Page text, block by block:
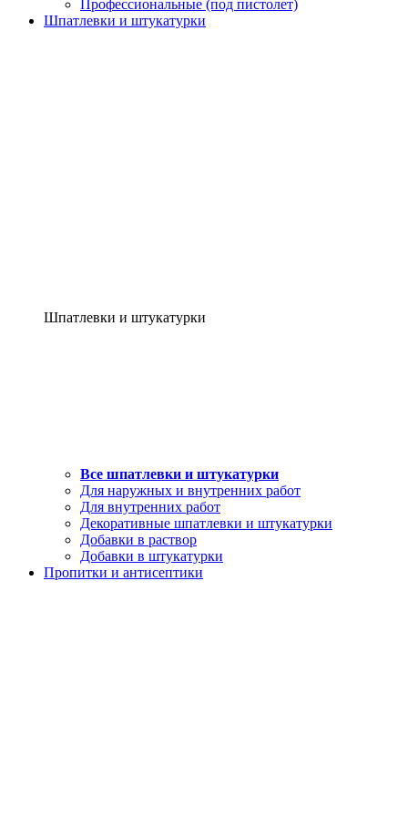
Профессиональные (под пистолет)
Шпатлевки и штукатурки
Шпатлевки и штукатурки
Все шпатлевки и штукатурки
Для наружных и внутренних работ
Для внутренних работ
Декоративные шпатлевки и штукатурки
Добавки в раствор
Добавки в штукатурки
Пропитки и антисептики